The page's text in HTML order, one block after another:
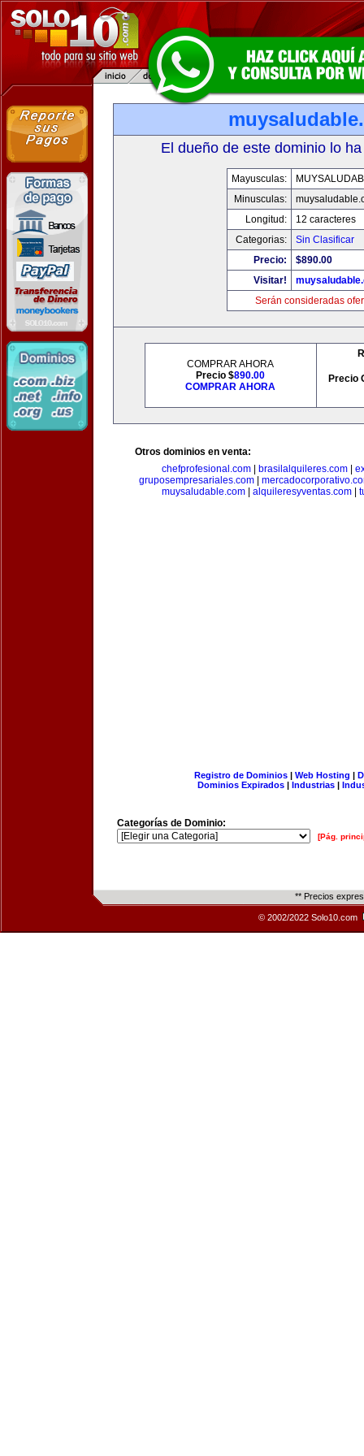
El dueño de este dominio lo
Mayusculas:
Minusculas:
Longitud:
12 caracteres
Categorias:
Sin Clasificar
Precio:
$890.00
Visitar!
Serán consideradas
COMPRAR AHORA
Precio $890.00
COMPRAR AHORA
Precio
Otros dominios en venta:
chefprofesional.com
brasilalquileres.com
gruposempresariales.com
muysaludable.com
alquileresyventas.com
Registro de Dominios| Web Hosting |
Dominios Expirados | Industrias |
Categorías de Dominio:
[Pág.
** Precios
© 2002/2022 Solo10.com